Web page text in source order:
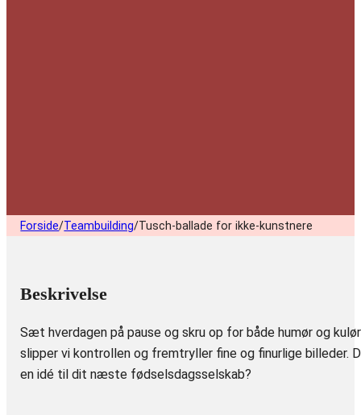
Forside/Teambuilding/Tusch-ballade for ikke-kunstnere
Beskrivelse
Sæt hverdagen på pause og skru op for både humør og
slipper vi kontrollen og fremtryller fine og finurlige billeder.
en idé til dit næste fødselsdagsselskab?